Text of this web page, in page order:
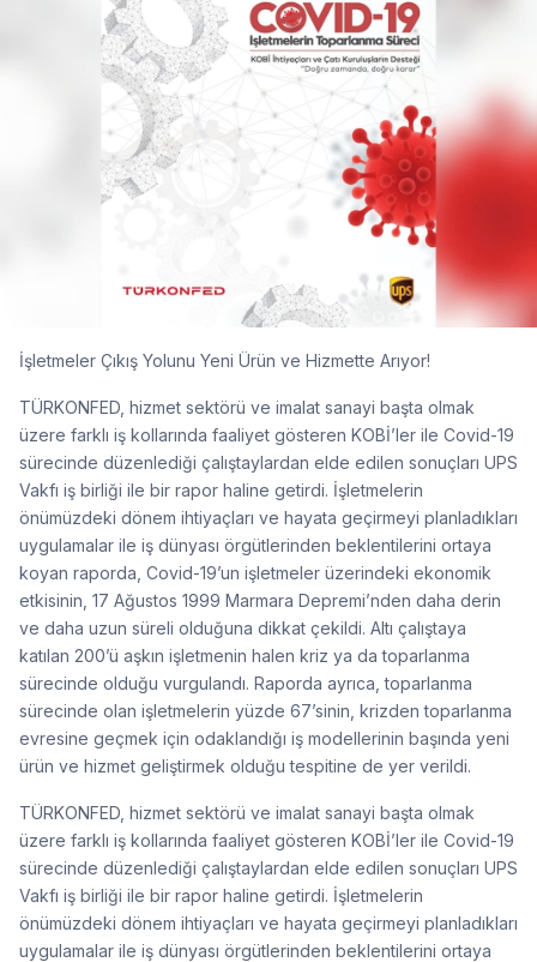
İşletmeler Çıkış Yolunu Yeni Ürün ve Hizmette Arıyor!
TÜRKONFED, hizmet sektörü ve imalat sanayi başta olmak
üzere farklı iş kollarında faaliyet gösteren KOBİ’ler ile Covid-19
sürecinde düzenlediği çalıştaylardan elde edilen sonuçları UPS
Vakfı iş birliği ile bir rapor haline getirdi. İşletmelerin
önümüzdeki dönem ihtiyaçları ve hayata geçirmeyi planladıkları
uygulamalar ile iş dünyası örgütlerinden beklentilerini ortaya
koyan raporda, Covid-19’un işletmeler üzerindeki ekonomik
etkisinin, 17 Ağustos 1999 Marmara Depremi’nden daha derin
ve daha uzun süreli olduğuna dikkat çekildi. Altı çalıştaya
katılan 200’ü aşkın işletmenin halen kriz ya da toparlanma
sürecinde olduğu vurgulandı. Raporda ayrıca, toparlanma
sürecinde olan işletmelerin yüzde 67’sinin, krizden toparlanma
evresine geçmek için odaklandığı iş modellerinin başında yeni
ürün ve hizmet geliştirmek olduğu tespitine de yer verildi.
TÜRKONFED, hizmet sektörü ve imalat sanayi başta olmak
üzere farklı iş kollarında faaliyet gösteren KOBİ’ler ile Covid-19
sürecinde düzenlediği çalıştaylardan elde edilen sonuçları UPS
Vakfı iş birliği ile bir rapor haline getirdi. İşletmelerin
önümüzdeki dönem ihtiyaçları ve hayata geçirmeyi planladıkları
uygulamalar ile iş dünyası örgütlerinden beklentilerini ortaya